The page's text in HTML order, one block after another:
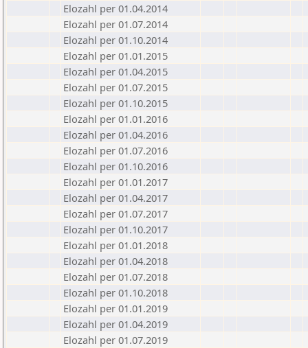
Elozahl per 01.04.2014
Elozahl per 01.07.2014
Elozahl per 01.10.2014
Elozahl per 01.01.2015
Elozahl per 01.04.2015
Elozahl per 01.07.2015
Elozahl per 01.10.2015
Elozahl per 01.01.2016
Elozahl per 01.04.2016
Elozahl per 01.07.2016
Elozahl per 01.10.2016
Elozahl per 01.01.2017
Elozahl per 01.04.2017
Elozahl per 01.07.2017
Elozahl per 01.10.2017
Elozahl per 01.01.2018
Elozahl per 01.04.2018
Elozahl per 01.07.2018
Elozahl per 01.10.2018
Elozahl per 01.01.2019
Elozahl per 01.04.2019
Elozahl per 01.07.2019